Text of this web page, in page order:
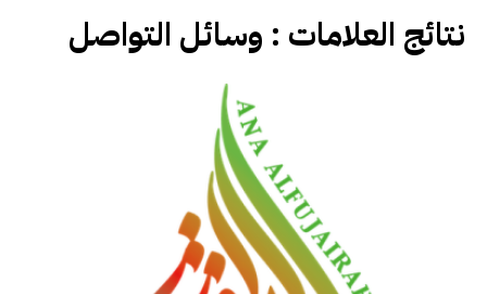
نتائج العلامات : وسائل التواصل